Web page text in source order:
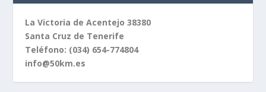
La Victoria de Acentejo 38380
Santa Cruz de Tenerife
Teléfono: (034) 654-774804
info@50km.es